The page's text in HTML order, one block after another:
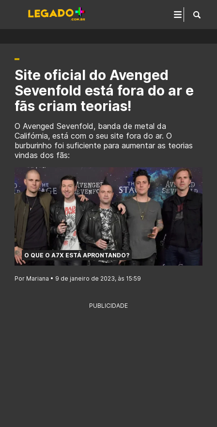
Site oficial do Avenged
Sevenfold está fora do ar e
fãs criam teorias!
O Avenged Sevenfold, banda de metal da
Califórnia, está com o seu site fora do ar. O
burburinho foi suficiente para aumentar as teorias
vindas dos fãs:
O QUE O A7X ESTÁ APRONTANDO?
Por Mariana • 9 de janeiro de 2023, às 15:59
PUBLICIDADE